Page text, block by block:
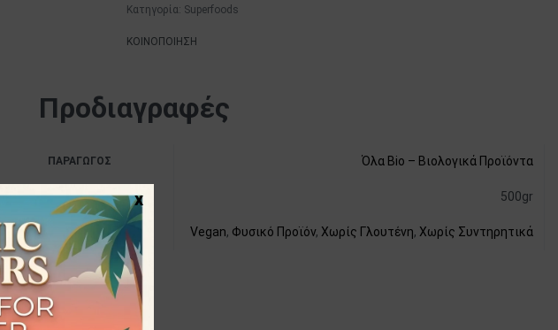
Κατηγορία: Superfoods
ΚΟΙΝΟΠΟΙΗΣΗ
Προδιαγραφές
ΠΑΡΑΓΩΓΌΣ Όλα Bio – Βιολογικά Προϊόντα
ΜΈΓΕΘΟΣ 500gr
ΙΔΙΌΤΗΤΕΣ Vegan, Φυσικό Προϊόν, Χωρίς Γλουτένη, Χωρίς Συντηρητικά
x